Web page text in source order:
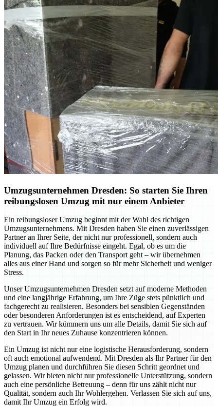
Umzugsunternehmen Dresden: So starten Sie Ihren
reibungslosen Umzug mit nur einem Anbieter
Ein reibungsloser Umzug beginnt mit der Wahl des richtigen
Umzugsunternehmens. Mit Dresden haben Sie einen zuverlässigen
Partner an Ihrer Seite, der nicht nur professionell, sondern auch
individuell auf Ihre Bedürfnisse eingeht. Egal, ob es um die
Planung, das Packen oder den Transport geht – wir übernehmen
alles aus einer Hand und sorgen so für mehr Sicherheit und weniger
Stress.
Unser Umzugsunternehmen Dresden setzt auf moderne Methoden
und eine langjährige Erfahrung, um Ihre Züge stets pünktlich und
fachgerecht zu realisieren. Besonders bei sensiblen Gegenständen
oder besonderen Anforderungen ist es entscheidend, auf Experten
zu vertrauen. Wir kümmern uns um alle Details, damit Sie sich auf
den Start in Ihr neues Zuhause konzentrieren können.
Ein Umzug ist nicht nur eine logistische Herausforderung, sondern
oft auch emotional aufwendend. Mit Dresden als Ihr Partner für den
Umzug planen und durchführen Sie diesen Schritt geordnet und
gelassen. Wir bieten nicht nur professionelle Unterstützung, sondern
auch eine persönliche Betreuung – denn für uns zählt nicht nur
Qualität, sondern auch Ihr Wohlergehen. Verlassen Sie sich auf uns,
damit Ihr Umzug ein Erfolg wird.